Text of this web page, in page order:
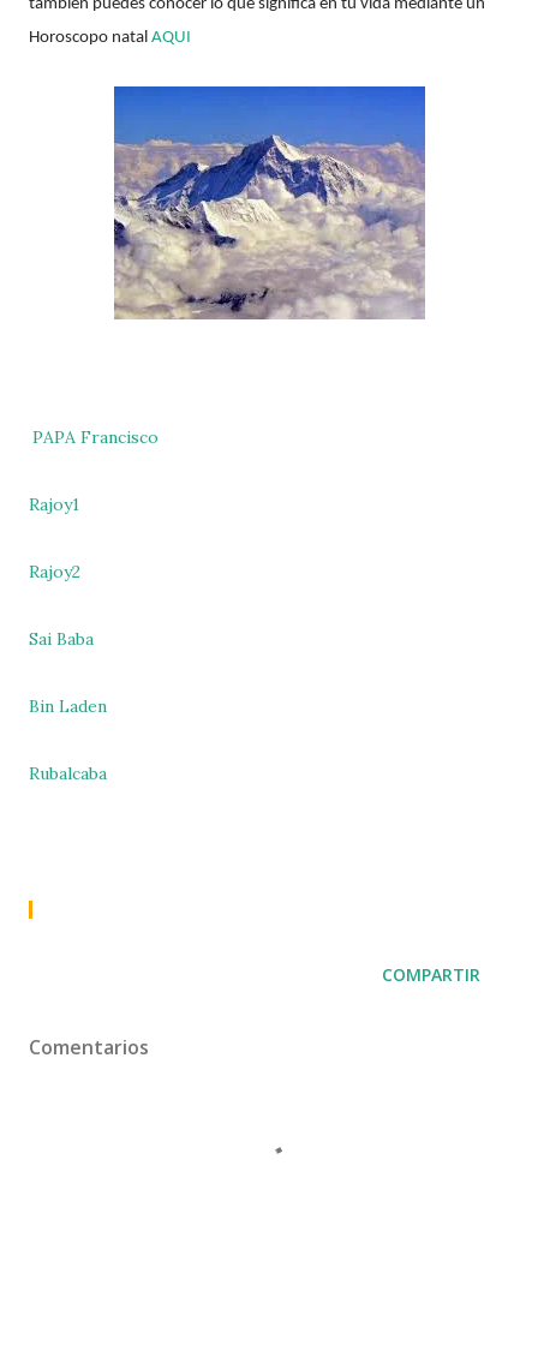
también puedes conocer lo que significa en tu vida mediante un
Horoscopo natal AQUI
PAPA Francisco
Rajoy1
Rajoy2
Sai Baba
Bin Laden
Rubalcaba
COMPARTIR
Comentarios